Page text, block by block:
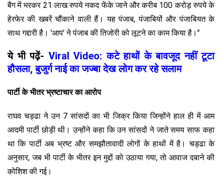
बैग में भरकर 21 लाख रुपये नकद फेंके जाने और करीब 100 करोड़ रुपये के
हेरफेर की खबरें चौंकाने वाली हैं। यह पंजाब, पंजाबियों और पंजाबियत के
साथ गद्दारी है। 'आप' ने पंजाब की तिजोरी को लूटने का काम किया है।"
ये भी पढ़ें- Viral Video: कटे हाथों के बावजूद नहीं टूटा
हौसला, बुजुर्ग नाई का जज्बा देख लोग कर रहे सलाम
पार्टी के भीतर भ्रष्टाचार का आरोप
राघव चड्ढा ने उन 7 सांसदों का भी जिक्र किया जिन्होंने हाल ही में आम
आदमी पार्टी छोड़ी थी। उन्होंने कहा कि उन सांसदों ने जाते समय साफ कहा
था कि पार्टी अब भ्रष्ट और समझौतावादी लोगों के हाथों में है। चड्ढा के
अनुसार, जब भी पार्टी के भीतर इन मुद्दों को उठाया गया, तो आवाज दबाने की
कोशिश की गई।